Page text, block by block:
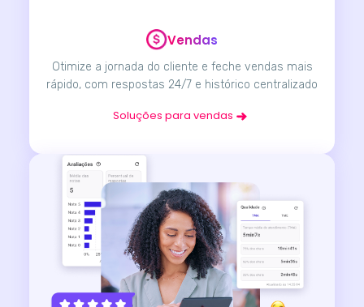
Vendas
Otimize a jornada do cliente e feche vendas mais
rápido, com respostas 24/7 e histórico centralizado
Soluções para vendas